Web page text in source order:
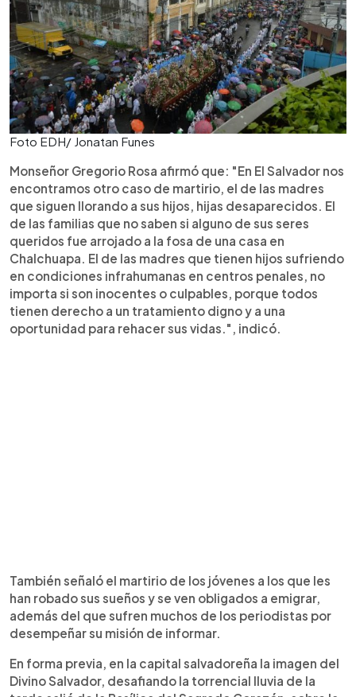
Foto EDH/ Jonatan Funes
Monseñor Gregorio Rosa afirmó que: "En El Salvador nos
encontramos otro caso de martirio, el de las madres
que siguen llorando a sus hijos, hijas desaparecidos. El
de las familias que no saben si alguno de sus seres
queridos fue arrojado a la fosa de una casa en
Chalchuapa. El de las madres que tienen hijos sufriendo
en condiciones infrahumanas en centros penales, no
importa si son inocentes o culpables, porque todos
tienen derecho a un tratamiento digno y a una
oportunidad para rehacer sus vidas.", indicó.
También señaló el martirio de los jóvenes a los que les
han robado sus sueños y se ven obligados a emigrar,
además del que sufren muchos de los periodistas por
desempeñar su misión de informar.
En forma previa, en la capital salvadoreña la imagen del
Divino Salvador, desafiando la torrencial lluvia de la